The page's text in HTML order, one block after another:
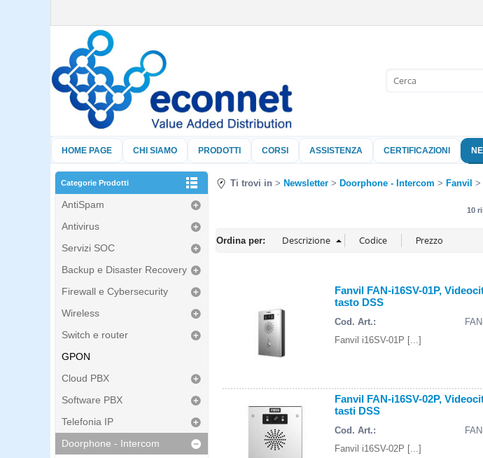
HOME PAGE CHI SIAMO PRODOTTI CORSI ASSISTENZA CERTIFICAZIONI
Categorie Prodotti
AntiSpam
Antivirus
Servizi SOC
Backup e Disaster Recovery
Firewall e Cybersecurity
Wireless
Switch e router
GPON
Cloud PBX
Software PBX
Telefonia IP
Doorphone - Intercom
Ti trovi in Newsletter Doorphone - Intercom Fanvil
10
Ordina per:
Fanvil FAN-i16SV-01P,
tasto DSS
Cod. Art.:
Fanvil i16SV-01P [...]
Fanvil FAN-i16SV-02P,
tasti DSS
Cod. Art.:
Fanvil i16SV-02P [...]